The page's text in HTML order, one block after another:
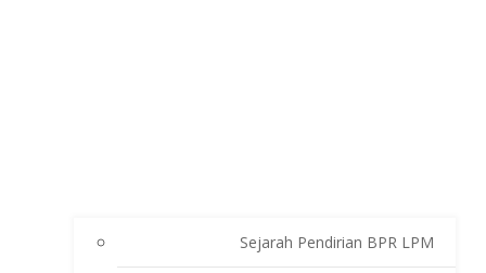
Sejarah Pendirian BPR LPM